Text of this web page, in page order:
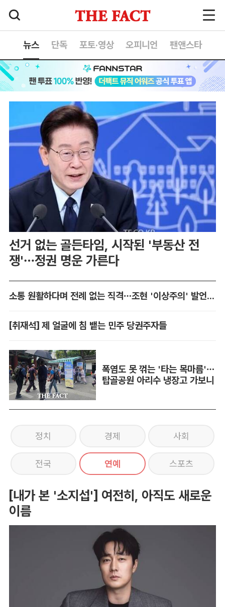
뉴스 단독 포토·영상 오피니언 팬앤스타
선거 없는 골든타임, 시작된 '부동산 전
쟁'…정권 명운 가른다
소통 원활하다며 전례 없는 직격…조현 '이상주의' 발언 논란
[취재석] 제 얼굴에 침 뱉는 민주 당권주자들
폭염도 못 꺾는 '타는 목마름'…
탑골공원 아리수 냉장고 가보니
정치 경제 사회
전국 연예 스포츠
[내가 본 '소지섭'] 여전히, 아직도 새로운
이름